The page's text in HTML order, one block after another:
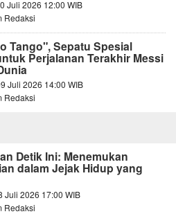
Juli 2026 12:00 WIB
Redaksi
Tango", Sepatu Spesial
Perjalanan Terakhir Messi
Juli 2026 14:00 WIB
Redaksi
Detik Ini: Menemukan
dalam Jejak Hidup yang
Juli 2026 17:00 WIB
Redaksi